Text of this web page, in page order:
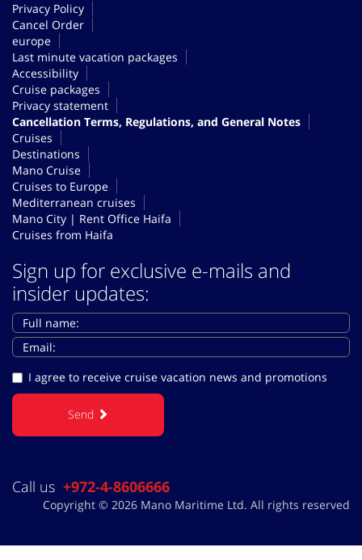
Privacy Policy
Cancel Order
europe
Last minute vacation packages
Accessibility
Cruise packages
Privacy statement
Cancellation Terms, Regulations, and General Notes
Cruises
Destinations
Mano Cruise
Cruises to Europe
Mediterranean cruises
Mano City | Rent Office Haifa
Cruises from Haifa
Sign up for exclusive e-mails and
insider updates:
I agree to receive cruise vacation news and promotions
Send
Call us +972-4-8606666
Copyright © 2026 Mano Maritime Ltd. All rights reserved